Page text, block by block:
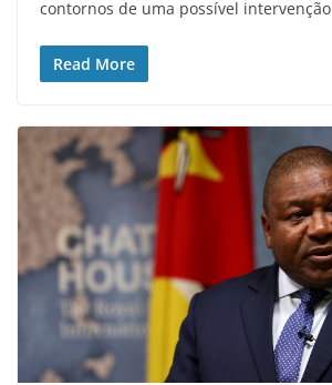
contornos de uma possível intervenção
Read More